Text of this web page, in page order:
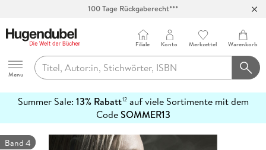
100 Tage Rückgaberecht***
Hugendubel
Menu
Filiale Konto Merkzettel Warenkorb
Summer Sale: 13% Rabatt12auf viele Sortimente mit dem
CodeSOMMER13
erfahren
Band 4